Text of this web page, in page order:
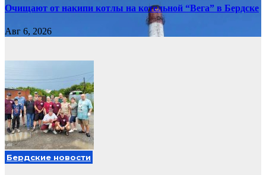
Очищают от накипи котлы на котельной “Вега” в Бердске
Авг 6, 2026
Бердские новости